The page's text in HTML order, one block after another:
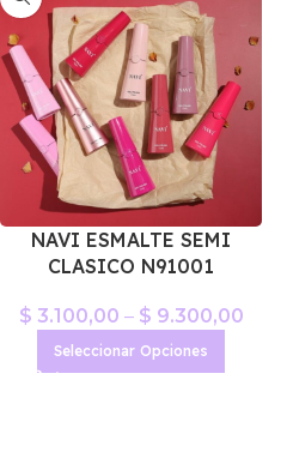
NAVI ESMALTE SEMI
CLASICO N91001
$ 3.100,00 – $ 9.300,00
Seleccionar Opciones